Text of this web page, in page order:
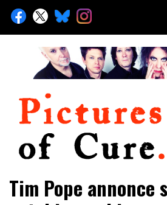
Skip
content
Pictures of Cure
Tim Pope annonce